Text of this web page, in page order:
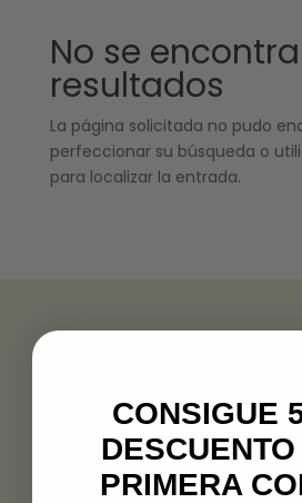
No se
resultados
La página solicitada no pudo
perfeccionar su búsqueda o
para localizar la entrada.
CONSIGUE
PRIMERA